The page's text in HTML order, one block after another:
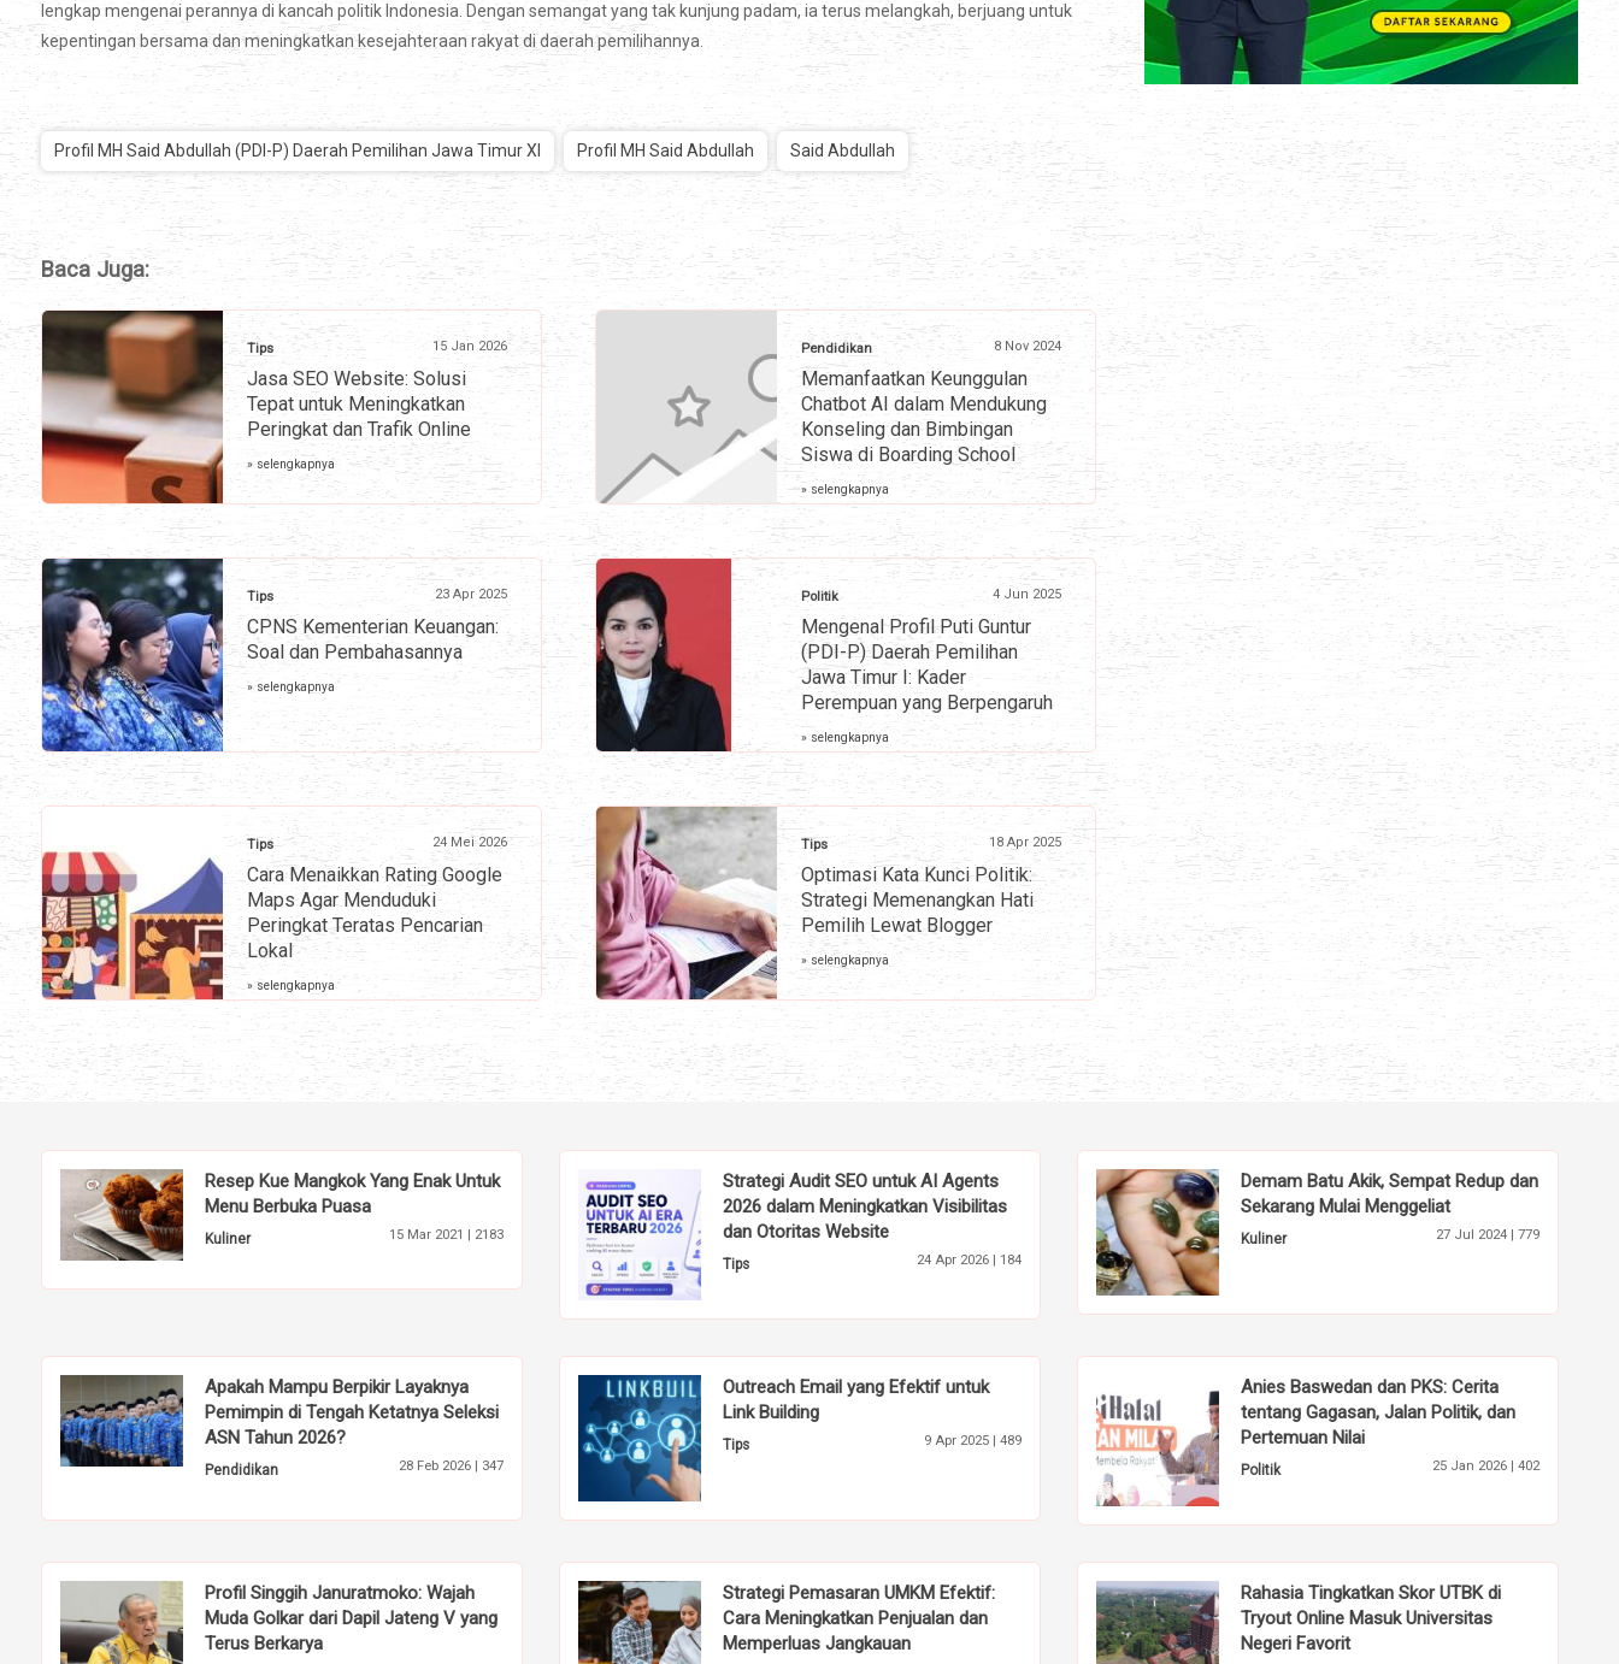
lengkap mengenai perannya di kancah politik Indonesia. Dengan semangat yang tak kunjung padam, ia terus melangkah, berjuang untuk
kepentingan bersama dan meningkatkan kesejahteraan rakyat di daerah pemilihannya.
Profil MH Said Abdullah (PDI-P) Daerah Pemilihan Jawa Timur XI Profil MH Said Abdullah Said Abdullah
Baca Juga:
Tips 15 Jan 2026
Jasa SEO Website: Solusi
Tepat untuk Meningkatkan
Peringkat dan Trafik Online
» selengkapnya
Pendidikan 8 Nov 2024
Memanfaatkan Keunggulan
Chatbot AI dalam Mendukung
Konseling dan Bimbingan
Siswa di Boarding School
» selengkapnya
Tips 23 Apr 2025
CPNS Kementerian Keuangan:
Soal dan Pembahasannya
» selengkapnya
Politik 4 Jun 2025
Mengenal Profil Puti Guntur
(PDI-P) Daerah Pemilihan
Jawa Timur I: Kader
Perempuan yang Berpengaruh
» selengkapnya
Tips 24 Mei 2026
Cara Menaikkan Rating Google
Maps Agar Menduduki
Peringkat Teratas Pencarian
Lokal
» selengkapnya
Tips 18 Apr 2025
Optimasi Kata Kunci Politik:
Strategi Memenangkan Hati
Pemilih Lewat Blogger
» selengkapnya
Resep Kue Mangkok Yang Enak Untuk
Menu Berbuka Puasa
Kuliner 15 Mar 2021 | 2183
Strategi Audit SEO untuk AI Agents
2026 dalam Meningkatkan Visibilitas
dan Otoritas Website
Tips 24 Apr 2026 | 184
Demam Batu Akik, Sempat Redup dan
Sekarang Mulai Menggeliat
Kuliner 27 Jul 2024 | 779
Apakah Mampu Berpikir Layaknya
Pemimpin di Tengah Ketatnya Seleksi
ASN Tahun 2026?
Pendidikan 28 Feb 2026 | 347
Outreach Email yang Efektif untuk
Link Building
Tips 9 Apr 2025 | 489
Anies Baswedan dan PKS: Cerita
tentang Gagasan, Jalan Politik, dan
Pertemuan Nilai
Politik 25 Jan 2026 | 402
Profil Singgih Januratmoko: Wajah
Muda Golkar dari Dapil Jateng V yang
Terus Berkarya
Strategi Pemasaran UMKM Efektif:
Cara Meningkatkan Penjualan dan
Memperluas Jangkauan
Rahasia Tingkatkan Skor UTBK di
Tryout Online Masuk Universitas
Negeri Favorit